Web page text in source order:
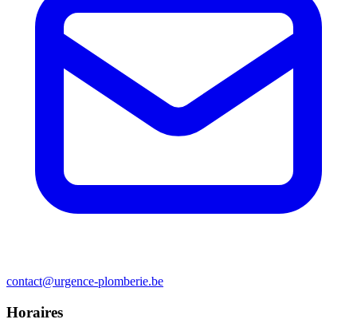
contact@urgence-plomberie.be
Horaires